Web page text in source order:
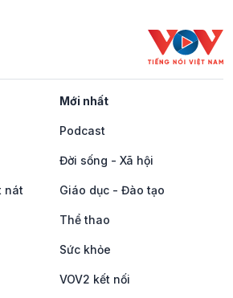
Mới nhất
Podcast
Đời sống - Xã hội
nát Giáo dục - Đào tạo
Thể thao
Sức khỏe
VOV2 kết nối